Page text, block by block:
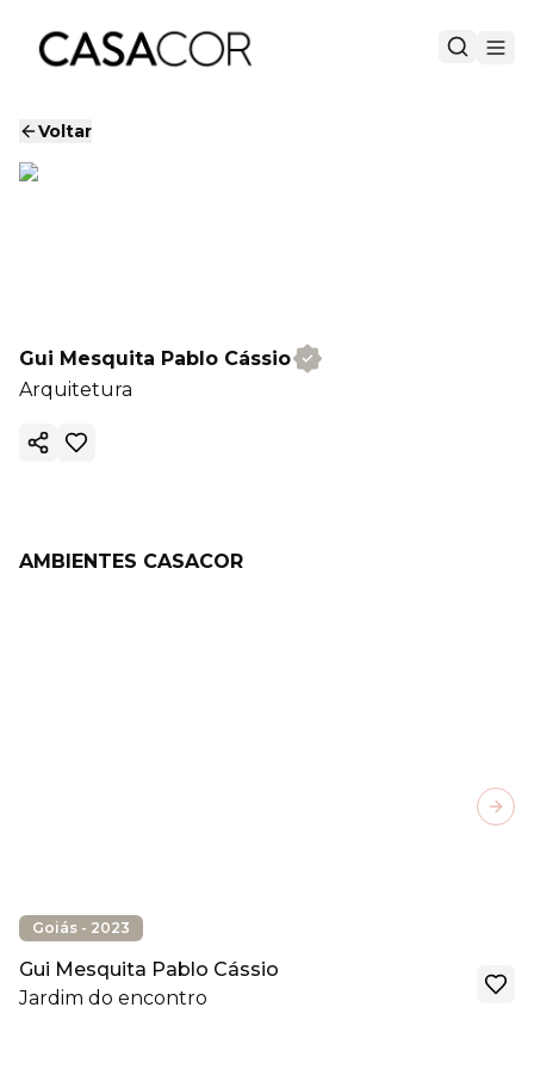
Voltar
Gui Mesquita Pablo Cássio
Arquitetura
Copiar link
AMBIENTES CASACOR
Goiás - 2023
Gui Mesquita Pablo Cássio
Jardim do encontro